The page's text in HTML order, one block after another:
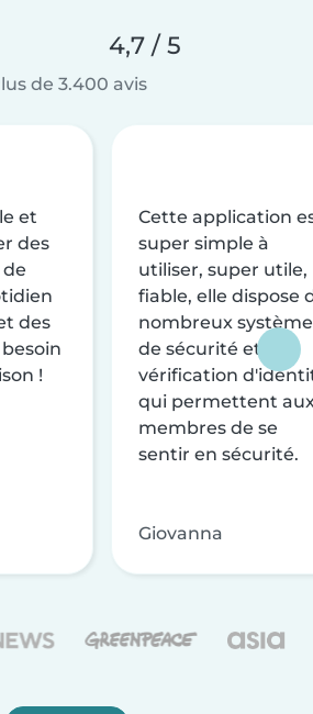
4,7 / 5
de 3.400 avis
et
des
des
!
Cette application
super simple à
utiliser, super utile,
fiable, elle dispose
nombreux
de sécurité et de
vérification
qui permettent
membres de se
sentir en sécurité.
Giovanna